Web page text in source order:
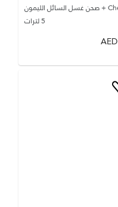
Chem + صحن غسل السائل الليمون
5 لترات
AED